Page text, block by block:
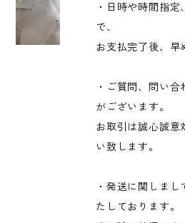
・日時や時間指
で、
お支払完了後、早
・ご質問、問い
がございます。
お取引は誠心誠
い致します。
・発送に関しま
たしております。